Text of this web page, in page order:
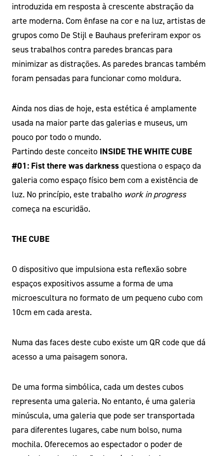
introduzida em resposta à crescente abstração da
arte moderna. Com ênfase na cor e na luz, artistas de
grupos como De Stijl e Bauhaus preferiram expor os
seus trabalhos contra paredes brancas para
minimizar as distrações. As paredes brancas também
foram pensadas para funcionar como moldura.
Ainda nos dias de hoje, esta estética é amplamente
usada na maior parte das galerias e museus, um
pouco por todo o mundo.
Partindo deste conceito INSIDE THE WHITE CUBE
#01: Fist there was darknessquestiona o espaço da
galeria como espaço físico bem com a existência de
luz. No princípio, este trabalho work in progress
começa na escuridão.
THE CUBE
O dispositivo que impulsiona esta reflexão sobre
espaços expositivos assume a forma de uma
microescultura no formato de um pequeno cubo com
10cm em cada aresta.
Numa das faces deste cubo existe um QR code que dá
acesso a uma paisagem sonora.
De uma forma simbólica, cada um destes cubos
representa uma galeria. No entanto, é uma galeria
minúscula, uma galeria que pode ser transportada
para diferentes lugares, cabe num bolso, numa
mochila. Oferecemos ao espectador o poder de